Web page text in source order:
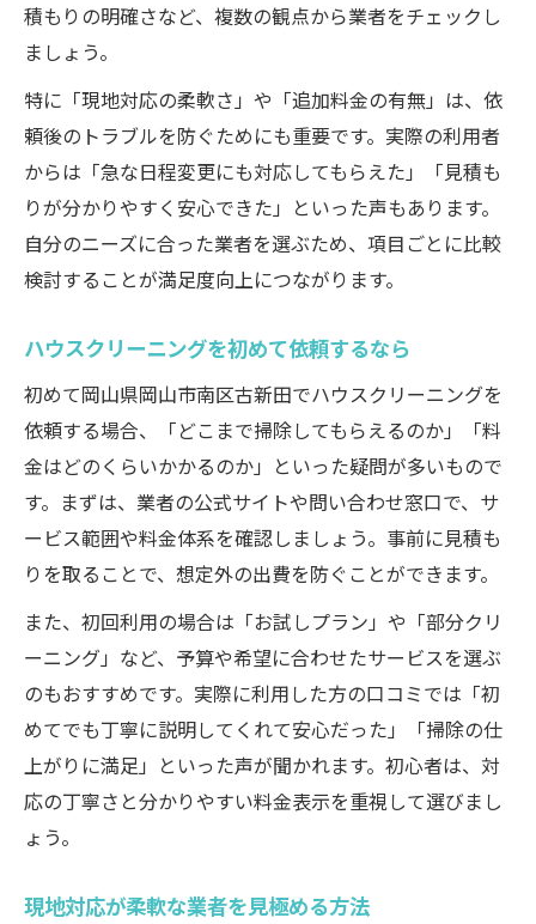
積もりの明確さなど、複数の観点から業者をチェックし
ましょう。
特に「現地対応の柔軟さ」や「追加料金の有無」は、依
頼後のトラブルを防ぐためにも重要です。実際の利用者
からは「急な日程変更にも対応してもらえた」「見積も
りが分かりやすく安心できた」といった声もあります。
自分のニーズに合った業者を選ぶため、項目ごとに比較
検討することが満足度向上につながります。
ハウスクリーニングを初めて依頼するなら
初めて岡山県岡山市南区古新田でハウスクリーニングを
依頼する場合、「どこまで掃除してもらえるのか」「料
金はどのくらいかかるのか」といった疑問が多いもので
す。まずは、業者の公式サイトや問い合わせ窓口で、サ
ービス範囲や料金体系を確認しましょう。事前に見積も
りを取ることで、想定外の出費を防ぐことができます。
また、初回利用の場合は「お試しプラン」や「部分クリ
ーニング」など、予算や希望に合わせたサービスを選ぶ
のもおすすめです。実際に利用した方の口コミでは「初
めてでも丁寧に説明してくれて安心だった」「掃除の仕
上がりに満足」といった声が聞かれます。初心者は、対
応の丁寧さと分かりやすい料金表示を重視して選びまし
ょう。
現地対応が柔軟な業者を見極める方法